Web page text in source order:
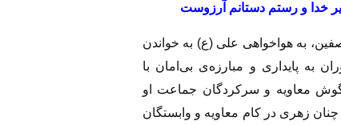
رستم دستانم آرزوست
به هواخواهی علی (ع) به خواندن
به پایداری و مبارزه‌ی بی‌امان با
معاویه و سرکردگان جماعت او
زهری در کام معاویه و وابستگان